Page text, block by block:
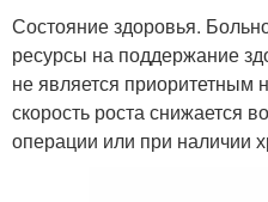
Состояние здоровья.
ресурсы на поддержание
не является приоритетным
скорость роста снижается
операции или при наличии